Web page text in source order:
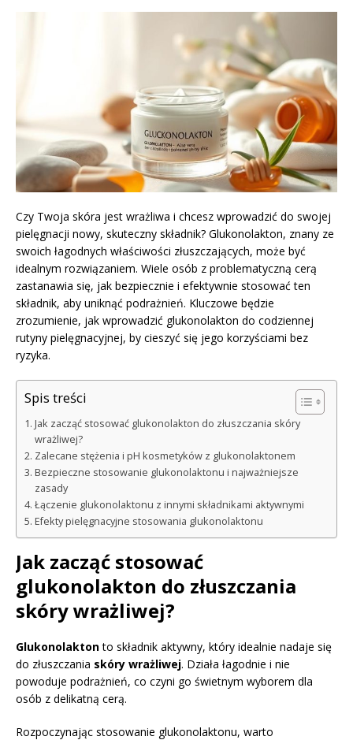
Czy Twoja skóra jest wrażliwa i chcesz wprowadzić do swojej
pielęgnacji nowy, skuteczny składnik? Glukonolakton, znany ze
swoich łagodnych właściwości złuszczających, może być
idealnym rozwiązaniem. Wiele osób z problematyczną cerą
zastanawia się, jak bezpiecznie i efektywnie stosować ten
składnik, aby uniknąć podrażnień. Kluczowe będzie
zrozumienie, jak wprowadzić glukonolakton do codziennej
rutyny pielęgnacyjnej, by cieszyć się jego korzyściami bez
ryzyka.
Spis treści
Jak zacząć stosować glukonolakton do złuszczania skóry
wrażliwej?
Zalecane stężenia i pH kosmetyków z glukonolaktonem
Bezpieczne stosowanie glukonolaktonu i najważniejsze
zasady
Łączenie glukonolaktonu z innymi składnikami aktywnymi
Efekty pielęgnacyjne stosowania glukonolaktonu
Jak zacząć stosować
glukonolakton do złuszczania
skóry wrażliwej?
Glukonolaktonto składnik aktywny, który idealnie nadaje się
do złuszczania skóry wrażliwej. Działa łagodnie i nie
powoduje podrażnień, co czyni go świetnym wyborem dla
osób z delikatną cerą.
Rozpoczynając stosowanie glukonolaktonu, warto